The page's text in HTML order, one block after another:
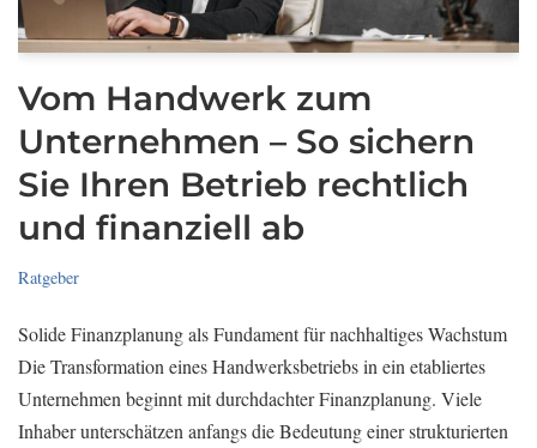
Vom Handwerk zum
Unternehmen – So sichern
Sie Ihren Betrieb rechtlich
und finanziell ab
Ratgeber
Solide Finanzplanung als Fundament für nachhaltiges Wachstum
Die Transformation eines Handwerksbetriebs in ein etabliertes
Unternehmen beginnt mit durchdachter Finanzplanung. Viele
Inhaber unterschätzen anfangs die Bedeutung einer strukturierten